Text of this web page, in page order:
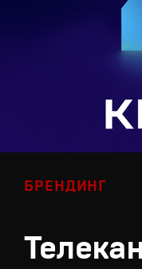
БРЕНДИНГ